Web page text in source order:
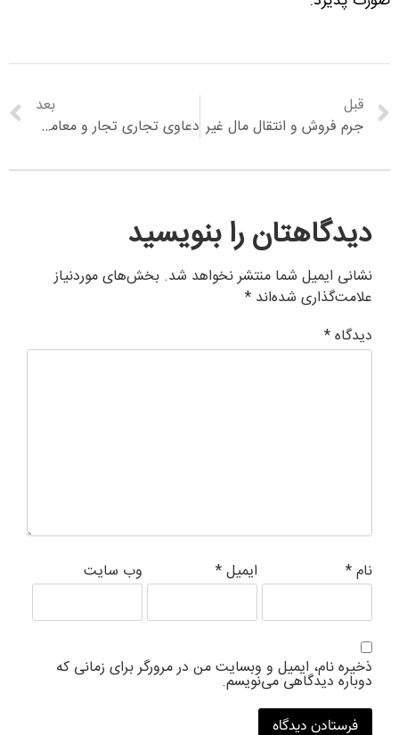
قبل
جرم فروش و انتقال مال غیر
بعد
دعاوی تجاری تجار و معاملات تجاری
دیدگاهتان را بنویسید
نشانی ایمیل شما منتشر نخواهد شد. بخش‌های موردنیاز
علامت‌گذاری شده‌اند *
دیدگاه*
نام* ایمیل* وب‌ سایت
ذخیره نام، ایمیل و وبسایت من در مرورگر برای زمانی که
دوباره دیدگاهی می‌نویسم.